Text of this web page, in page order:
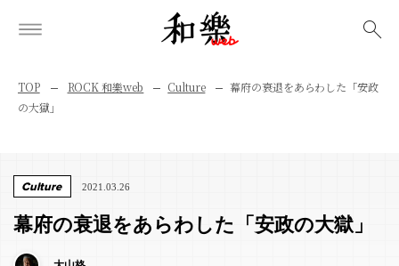
TOP ROCK 和樂web Culture
幕府の衰退をあらわした「安政
の大獄」
Culture 2021.03.26
幕府の衰退をあらわした「安政の大獄」